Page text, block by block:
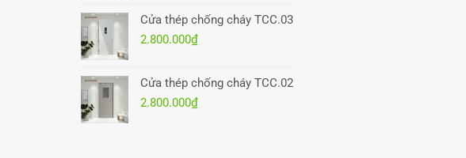
Cửa thép chống cháy TCC.03
2.800.000₫
Cửa thép chống cháy TCC.02
2.800.000₫